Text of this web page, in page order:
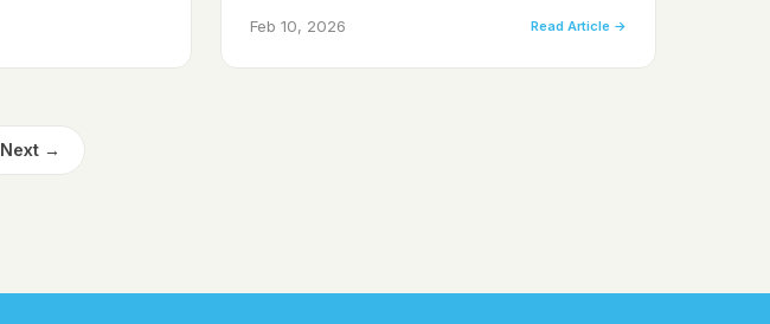
Feb 10, 2026 Read Article →
Next →